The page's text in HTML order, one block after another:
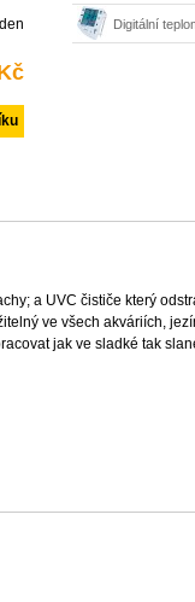
Digitální
a UVC čističe který
ve všech akváriích,
jak ve sladké tak